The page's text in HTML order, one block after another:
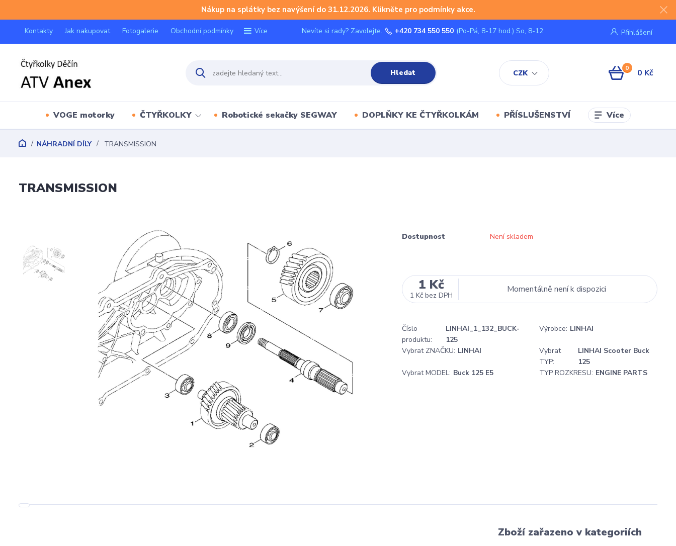
Nákup na splátky bez navýšení do 31.12.2026. Klikněte pro podmínky akce.
Kontakty Jak nakupovat Fotogalerie Obchodní podmínky Více
CZK
Přihlášení
Hledat
Nevíte si rady? Zavolejte. +420 734 550 550 (Po-Pá, 8-17 hod.) So, 8-12
0 0 Kč
VOGE motorky ČTYŘKOLKY Robotické sekačky SEGWAY DOPLŇKY KE ČTYŘKOLKÁM PŘÍSLUŠENSTVÍ Více
NÁHRADNÍ DÍLY TRANSMISSION
TRANSMISSION
Dostupnost Není skladem
1 Kč
1 Kč bez DPH
Momentálně není k dispozici
Číslo
produktu:
LINHAI_1_132_BUCK-
125
Výrobce: LINHAI
Vybrat ZNAČKU: LINHAI
Vybrat
TYP:
LINHAI Scooter Buck
125
Vybrat MODEL: Buck 125 E5 TYP ROZKRESU: ENGINE PARTS
Zboží zařazeno v kategoriích